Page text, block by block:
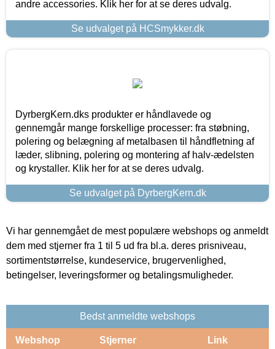
andre accessories. Klik her for at se deres udvalg.
Se udvalget på HCSmykker.dk
DyrbergKern.dks produkter er håndlavede og
gennemgår mange forskellige processer: fra støbning,
polering og belægning af metalbasen til håndfletning af
læder, slibning, polering og montering af halv-ædelsten
og krystaller. Klik her for at se deres udvalg.
Se udvalget på DyrbergKern.dk
Vi har gennemgået de mest populære webshops og anmeldt
dem med stjerner fra 1 til 5 ud fra bl.a. deres prisniveau,
sortimentstørrelse, kundeservice, brugervenlighed,
betingelser, leveringsformer og betalingsmuligheder.
Bedst anmeldte webshops
Webshop Stjerner Link